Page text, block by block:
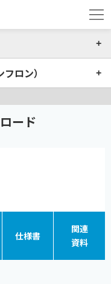
ロン）
ード
仕様書
関連
資料